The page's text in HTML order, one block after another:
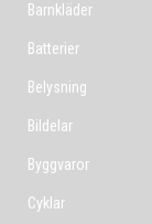
Barnkläder
Batterier
Belysning
Bildelar
Byggvaror
Cyklar